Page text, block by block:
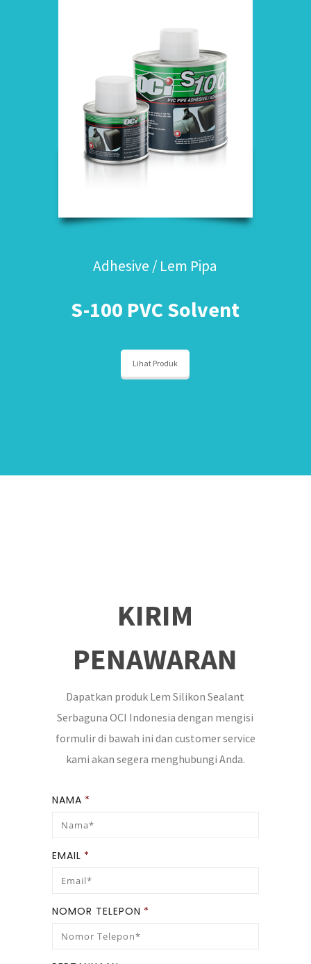
Adhesive / Lem Pipa
S-100 PVC Solvent
Lihat Produk
KIRIM
PENAWARAN
Dapatkan produk Lem Silikon Sealant
Serbaguna OCI Indonesia dengan mengisi
formulir di bawah ini dan customer service
kami akan segera menghubungi Anda.
NAMA *
EMAIL *
NOMOR TELEPON *